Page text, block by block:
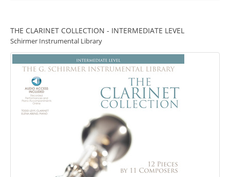
THE CLARINET COLLECTION - INTERMEDIATE LEVEL
Schirmer Instrumental Library